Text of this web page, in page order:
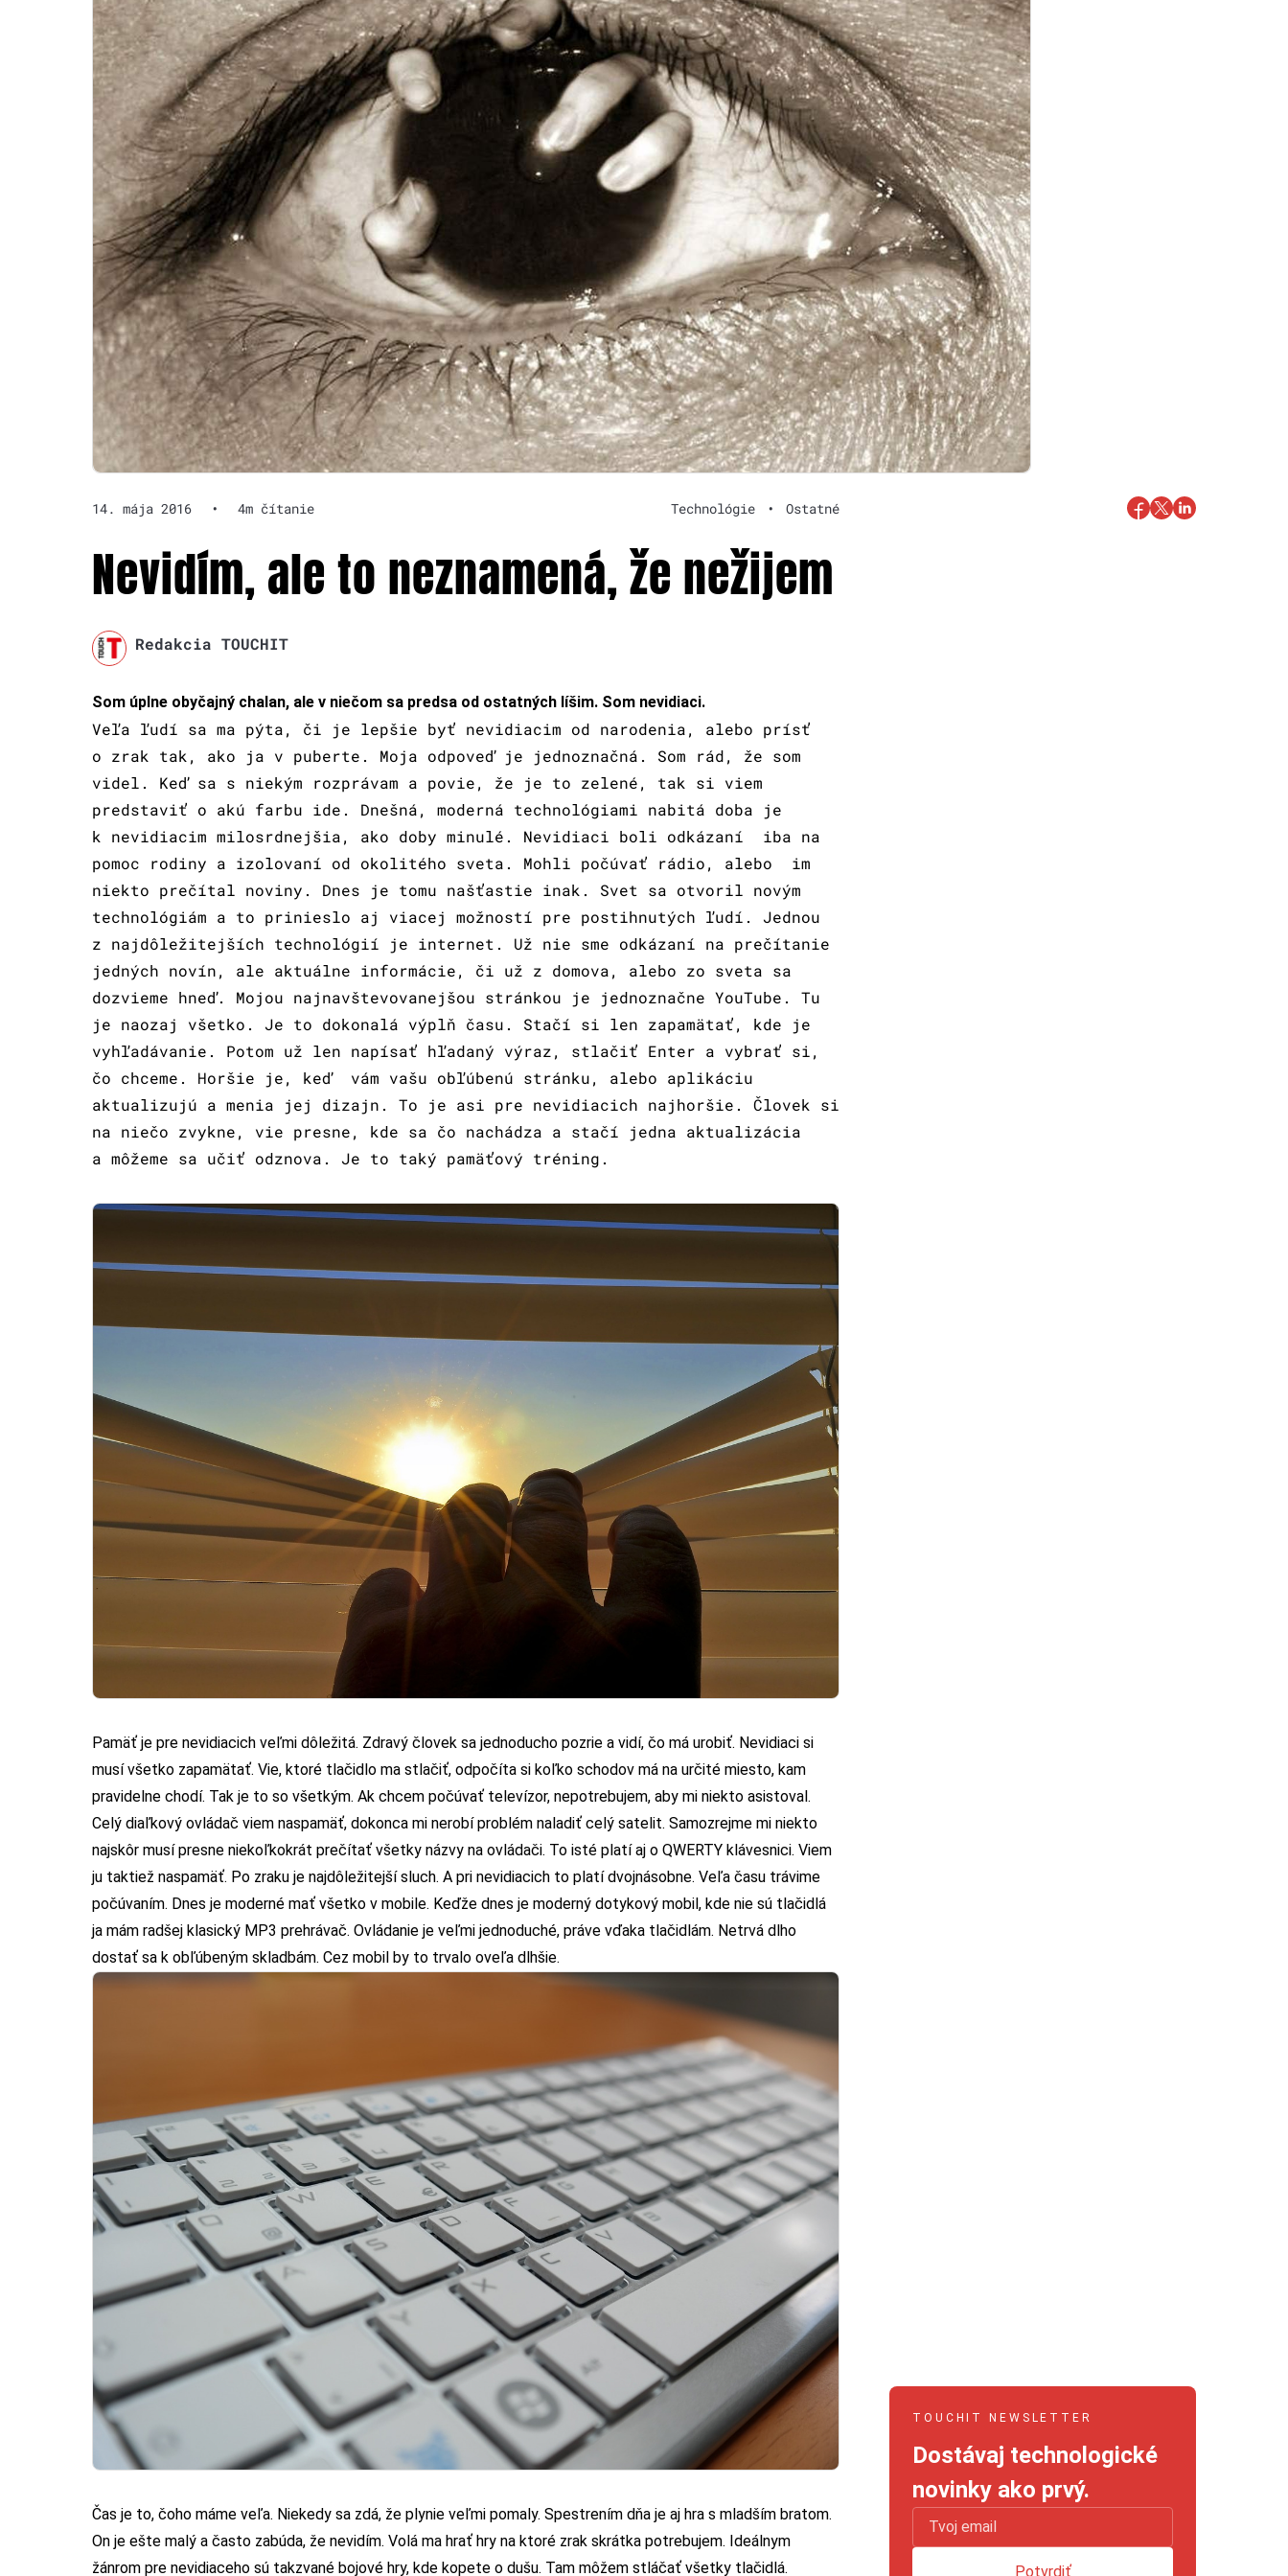
14. mája 2016 • 4m čítanie Technológie • Ostatné
Nevidím, ale to neznamená, že nežijem
Redakcia TOUCHIT
Som úplne obyčajný chalan, ale v niečom sa predsa od ostatných líšim. Som nevidiaci.
Veľa ľudí sa ma pýta, či je lepšie byť nevidiacim od narodenia, alebo prísť
o zrak tak, ako ja v puberte. Moja odpoveď je jednoznačná. Som rád, že som
videl. Keď sa s niekým rozprávam a povie, že je to zelené, tak si viem
predstaviť o akú farbu ide. Dnešná, moderná technológiami nabitá doba je
k nevidiacim milosrdnejšia, ako doby minulé. Nevidiaci boli odkázaní iba na
pomoc rodiny a izolovaní od okolitého sveta. Mohli počúvať rádio, alebo im
niekto prečítal noviny. Dnes je tomu našťastie inak. Svet sa otvoril novým
technológiám a to prinieslo aj viacej možností pre postihnutých ľudí. Jednou
z najdôležitejších technológií je internet. Už nie sme odkázaní na prečítanie
jedných novín, ale aktuálne informácie, či už z domova, alebo zo sveta sa
dozvieme hneď. Mojou najnavštevovanejšou stránkou je jednoznačne YouTube. Tu
je naozaj všetko. Je to dokonalá výplň času. Stačí si len zapamätať, kde je
vyhľadávanie. Potom už len napísať hľadaný výraz, stlačiť Enter a vybrať si,
čo chceme. Horšie je, keď vám vašu obľúbenú stránku, alebo aplikáciu
aktualizujú a menia jej dizajn. To je asi pre nevidiacich najhoršie. Človek si
na niečo zvykne, vie presne, kde sa čo nachádza a stačí jedna aktualizácia
a môžeme sa učiť odznova. Je to taký pamäťový tréning.
Pamäť je pre nevidiacich veľmi dôležitá. Zdravý človek sa jednoducho pozrie a vidí, čo má urobiť. Nevidiaci si
musí všetko zapamätať. Vie, ktoré tlačidlo ma stlačiť, odpočíta si koľko schodov má na určité miesto, kam
pravidelne chodí. Tak je to so všetkým. Ak chcem počúvať televízor, nepotrebujem, aby mi niekto asistoval.
Celý diaľkový ovládač viem naspamäť, dokonca mi nerobí problém naladiť celý satelit. Samozrejme mi niekto
najskôr musí presne niekoľkokrát prečítať všetky názvy na ovládači. To isté platí aj o QWERTY klávesnici. Viem
ju taktiež naspamäť. Po zraku je najdôležitejší sluch. A pri nevidiacich to platí dvojnásobne. Veľa času trávime
počúvaním. Dnes je moderné mať všetko v mobile. Keďže dnes je moderný dotykový mobil, kde nie sú tlačidlá
ja mám radšej klasický MP3 prehrávač. Ovládanie je veľmi jednoduché, práve vďaka tlačidlám. Netrvá dlho
dostať sa k obľúbeným skladbám. Cez mobil by to trvalo oveľa dlhšie.
Čas je to, čoho máme veľa. Niekedy sa zdá, že plynie veľmi pomaly. Spestrením dňa je aj hra s mladším bratom.
On je ešte malý a často zabúda, že nevidím. Volá ma hrať hry na ktoré zrak skrátka potrebujem. Ideálnym
žánrom pre nevidiaceho sú takzvané bojové hry, kde kopete o dušu. Tam môžem stláčať všetky tlačidlá.
TOUCHIT NEWSLETTER
Dostávaj technologické
novinky ako prvý.
Potvrdiť